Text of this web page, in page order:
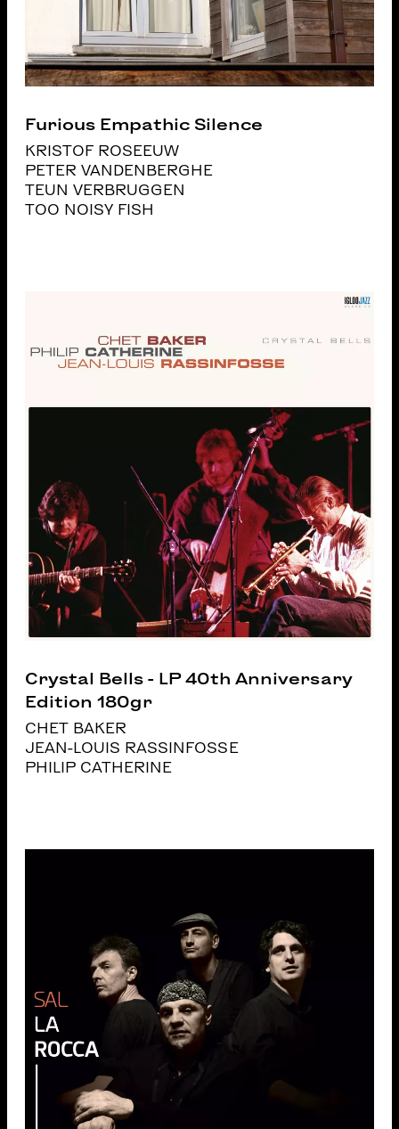
Furious Empathic Silence
KRISTOF ROSEEUW
PETER VANDENBERGHE
TEUN VERBRUGGEN
TOO NOISY FISH
Crystal Bells - LP 40th Anniversary
Edition 180gr
CHET BAKER
JEAN-LOUIS RASSINFOSSE
PHILIP CATHERINE